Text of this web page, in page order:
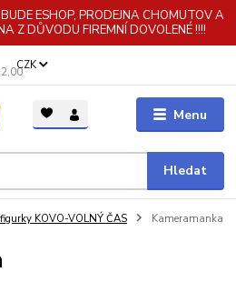
ESHOP, PRODEJNA CHOMUTOV A
Z DŮVODU FIREMNÍ DOVOLENÉ !!!!
Menu
CZK
Hledat
figurky KOVO-VOLNÝ ČAS Kameramanka